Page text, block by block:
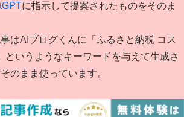
に指示して提案されたものをそのま
はAIブログくんに「ふるさと納税 コス
というようなキーワードを与えて生成さ
のまま使っています。